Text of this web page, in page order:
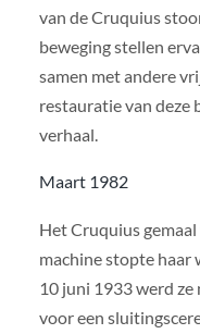
van de Cruquius
beweging stellen
samen met andere
restauratie van deze
verhaal.
Maart 1982
Het Cruquius
machine stopte haar
10 juni 1933 werd
voor een